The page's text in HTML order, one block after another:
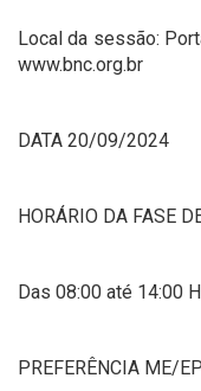
Local da sessão:
www.bnc.org.br
DATA 20/09/2024
HORÁRIO DA FASE
Das 08:00 até 14:00 H
PREFERÊNCIA ME/